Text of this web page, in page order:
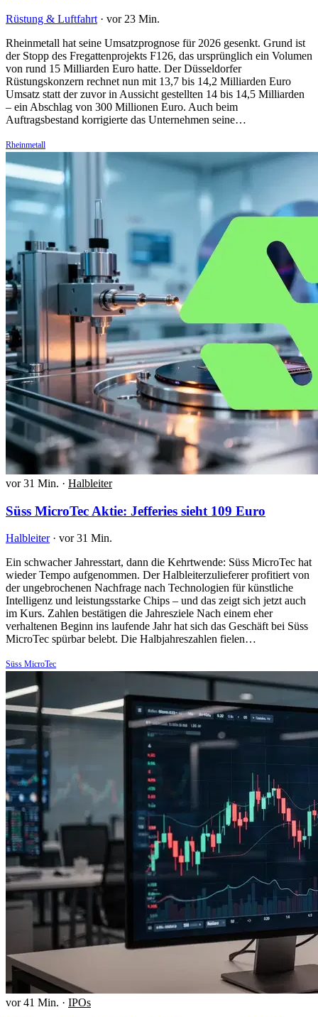
Rüstung & Luftfahrt · vor 23 Min.
Rheinmetall hat seine Umsatzprognose für 2026 gesenkt. Grund ist
der Stopp des Fregattenprojekts F126, das ursprünglich ein Volumen
von rund 15 Milliarden Euro hatte. Der Düsseldorfer
Rüstungskonzern rechnet nun mit 13,7 bis 14,2 Milliarden Euro
Umsatz statt der zuvor in Aussicht gestellten 14 bis 14,5 Milliarden
– ein Abschlag von 300 Millionen Euro. Auch beim
Auftragsbestand korrigierte das Unternehmen seine…
Rheinmetall
vor 31 Min. · Halbleiter
Süss MicroTec Aktie: Jefferies sieht 109 Euro
Halbleiter · vor 31 Min.
Ein schwacher Jahresstart, dann die Kehrtwende: Süss MicroTec hat
wieder Tempo aufgenommen. Der Halbleiterzulieferer profitiert von
der ungebrochenen Nachfrage nach Technologien für künstliche
Intelligenz und leistungsstarke Chips – und das zeigt sich jetzt auch
im Kurs. Zahlen bestätigen die Jahresziele Nach einem eher
verhaltenen Beginn ins laufende Jahr hat sich das Geschäft bei Süss
MicroTec spürbar belebt. Die Halbjahreszahlen fielen…
Süss MicroTec
vor 41 Min. · IPOs